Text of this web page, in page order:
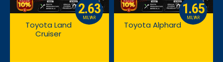
2.63
MILYAR
Toyota Land
Cruiser
1.65
MILYAR
Toyota Alphard